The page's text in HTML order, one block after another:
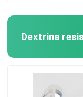
Dextrina